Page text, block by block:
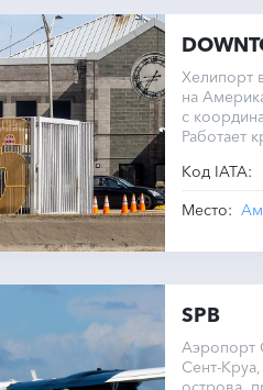
Хелипорт
на
с
Работает
Код IATA:
Место:
SPB
Аэропорт
Сент-